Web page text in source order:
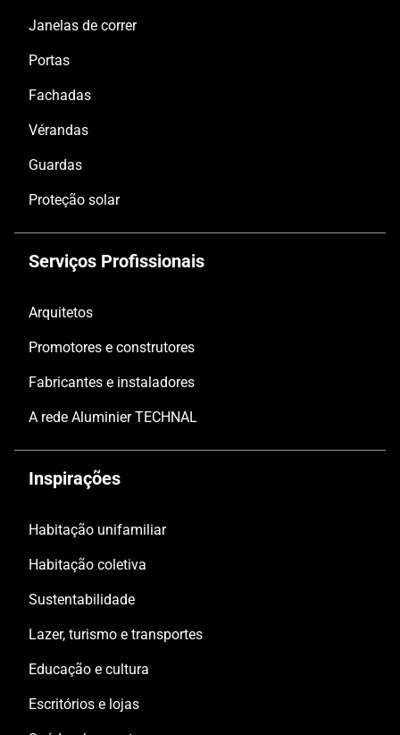
Janelas de correr
Portas
Fachadas
Vérandas
Guardas
Proteção solar
Serviços Profissionais
Arquitetos
Promotores e construtores
Fabricantes e instaladores
A rede Aluminier TECHNAL
Inspirações
Habitação unifamiliar
Habitação coletiva
Sustentabilidade
Lazer, turismo e transportes
Educação e cultura
Escritórios e lojas